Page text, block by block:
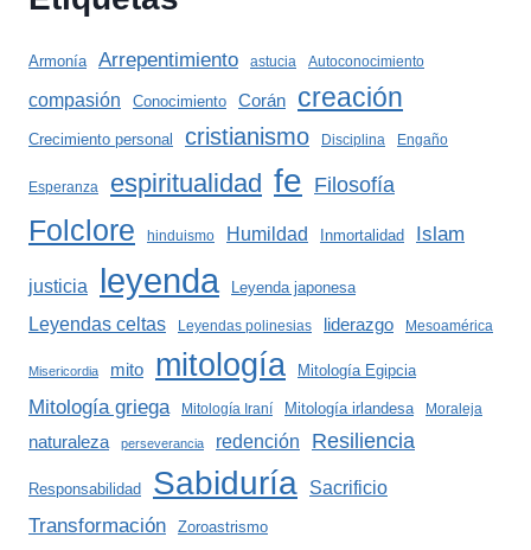
Armonía Arrepentimiento astucia Autoconocimiento
compasión Conocimiento Corán creación
Crecimiento personal cristianismo Disciplina Engaño
Esperanza espiritualidad fe Filosofía
Folclore hinduismo Humildad Inmortalidad Islam
justicia leyenda Leyenda japonesa
Leyendas celtas Leyendas polinesias liderazgo Mesoamérica
Misericordia mito mitología Mitología Egipcia
Mitología griega Mitología Iraní Mitología irlandesa Moraleja
naturaleza perseverancia redención Resiliencia
Responsabilidad Sabiduría Sacrificio
Transformación Zoroastrismo